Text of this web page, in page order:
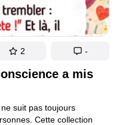
a mis
suit pas toujours
Cette collection
2 -